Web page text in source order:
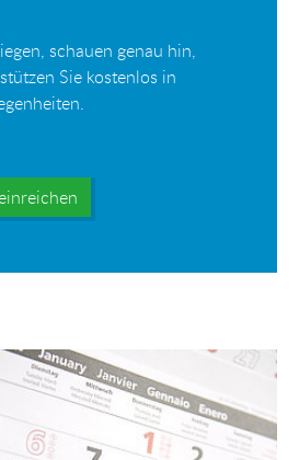
schauen genau hin,
Sie kostenlos in